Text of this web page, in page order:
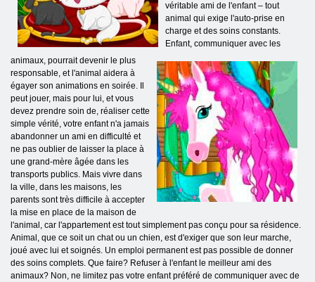
véritable ami de l'enfant – tout
animal qui exige l'auto-prise en
charge et des soins constants.
Enfant, communiquer avec les
animaux, pourrait devenir le plus
responsable, et l'animal aidera à
égayer son animations en soirée. Il
peut jouer, mais pour lui, et vous
devez prendre soin de, réaliser cette
simple vérité, votre enfant n'a jamais
abandonner un ami en difficulté et
ne pas oublier de laisser la place à
une grand-mère âgée dans les
transports publics. Mais vivre dans
la ville, dans les maisons, les
parents sont très difficile à accepter
la mise en place de la maison de
l'animal, car l'appartement est tout simplement pas conçu pour sa résidence.
Animal, que ce soit un chat ou un chien, est d'exiger que son leur marche,
joué avec lui et soignés. Un emploi permanent est pas possible de donner
des soins complets. Que faire? Refuser à l'enfant le meilleur ami des
animaux? Non, ne limitez pas votre enfant préféré de communiquer avec de